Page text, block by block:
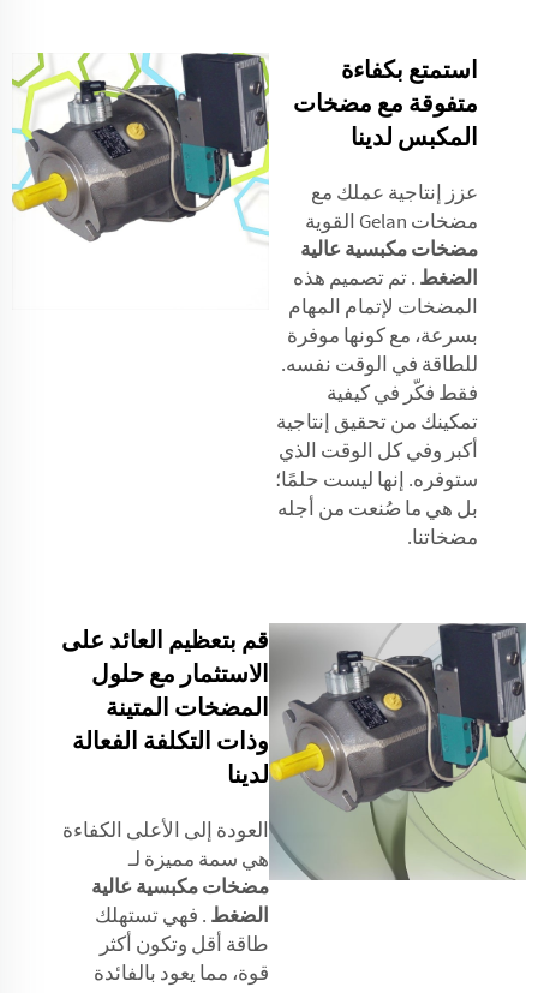
استمتع بكفاءة
متفوقة مع مضخات
المكبس لدينا
عزز إنتاجية عملك مع
مضخات Gelan القوية
مضخات مكبسية عالية
الضغط . تم تصميم هذه
المضخات لإتمام المهام
بسرعة، مع كونها موفرة
للطاقة في الوقت نفسه.
فقط فكّر في كيفية
تمكينك من تحقيق إنتاجية
أكبر وفي كل الوقت الذي
ستوفره. إنها ليست حلمًا؛
بل هي ما صُنعت من أجله
مضخاتنا.
قم بتعظيم العائد على
الاستثمار مع حلول
المضخات المتينة
وذات التكلفة الفعالة
لدينا
العودة إلى الأعلى الكفاءة
هي سمة مميزة لـ
مضخات مكبسية عالية
الضغط . فهي تستهلك
طاقة أقل وتكون أكثر
قوة، مما يعود بالفائدة